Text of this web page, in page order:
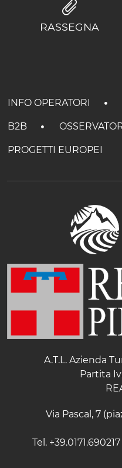
RASSEGNA
INFO OPERATORI
B2B
PROGETTI EUROPEI
A.T.L. Azienda
Partita
Via Pascal, 7
Tel.